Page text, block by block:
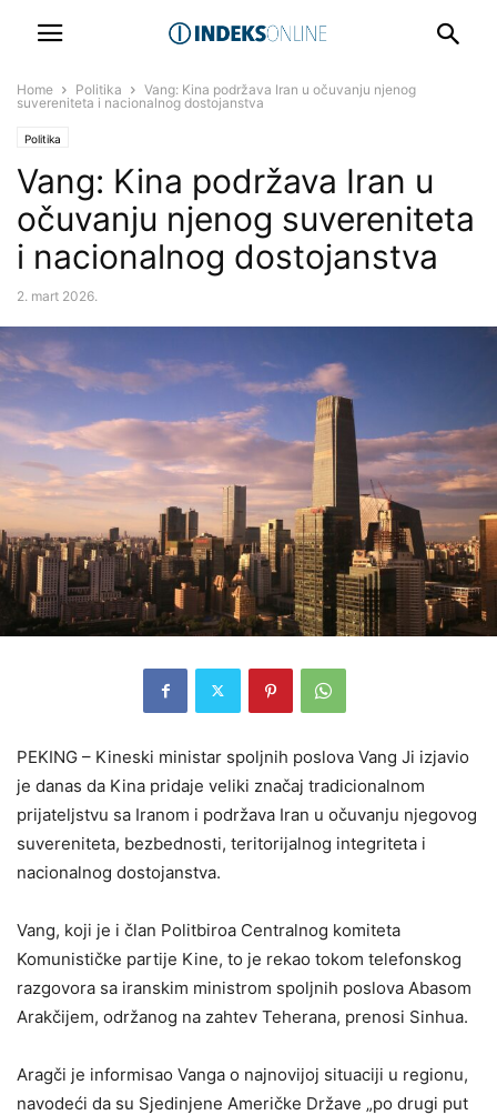
Home Politika
Vang: Kina podržava Iran u očuvanju njenog
suvereniteta i nacionalnog dostojanstva
Politika
Vang: Kina podržava Iran u
očuvanju njenog suvereniteta
i nacionalnog dostojanstva
2. mart 2026.
PEKING – Kineski ministar spoljnih poslova Vang Ji izjavio
je danas da Kina pridaje veliki značaj tradicionalnom
prijateljstvu sa Iranom i podržava Iran u očuvanju njegovog
suvereniteta, bezbednosti, teritorijalnog integriteta i
nacionalnog dostojanstva.
Vang, koji je i član Politbiroa Centralnog komiteta
Komunističke partije Kine, to je rekao tokom telefonskog
razgovora sa iranskim ministrom spoljnih poslova Abasom
Arakčijem, održanog na zahtev Teherana, prenosi Sinhua.
Aragči je informisao Vanga o najnovijoj situaciji u regionu,
navodeći da su Sjedinjene Američke Države „po drugi put